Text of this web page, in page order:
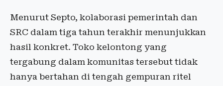
Menurut Septo, kolaborasi pemerintah dan
SRC dalam tiga tahun terakhir menunjukkan
hasil konkret. Toko kelontong yang
tergabung dalam komunitas tersebut tidak
hanya bertahan di tengah gempuran ritel